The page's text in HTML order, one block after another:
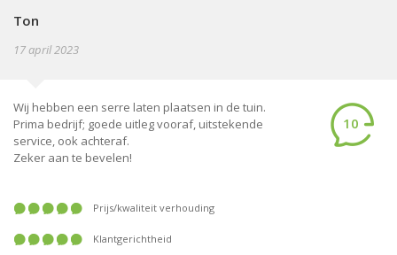
Ton
17 april 2023
Wij hebben een serre laten plaatsen in de tuin.
Prima bedrijf; goede uitleg vooraf, uitstekende
service, ook achteraf.
Zeker aan te bevelen!
10
prijs/kwaliteit verhouding
klantgerichtheid